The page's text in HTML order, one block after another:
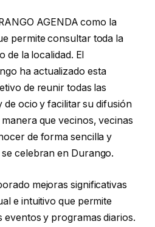
AGENDA como la
permite consultar toda la
de la localidad. El
ha actualizado esta
de reunir todas las
de ocio y facilitar su difusión
que vecinos, vecinas
de forma sencilla y
celebran en Durango.
mejoras significativas
e intuitivo que permite
eventos y programas diarios.